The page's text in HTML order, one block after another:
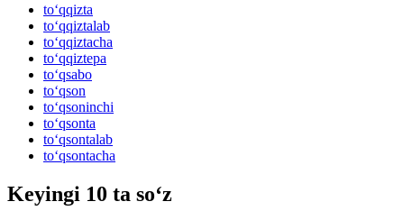
to‘qqizta
to‘qqiztalab
to‘qqiztacha
to‘qqiztepa
to‘qsabo
to‘qson
to‘qsoninchi
to‘qsonta
to‘qsontalab
to‘qsontacha
Keyingi 10 ta so‘z